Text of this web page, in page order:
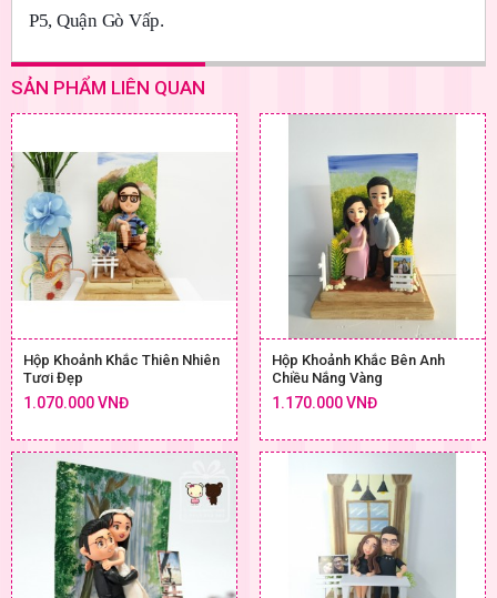
P5, Quận Gò Vấp.
SẢN PHẨM LIÊN QUAN
Hộp Khoảnh Khắc Thiên Nhiên
Tươi Đẹp
1.070.000 VNĐ
Hộp Khoảnh Khắc Bên Anh
Chiều Nắng Vàng
1.170.000 VNĐ